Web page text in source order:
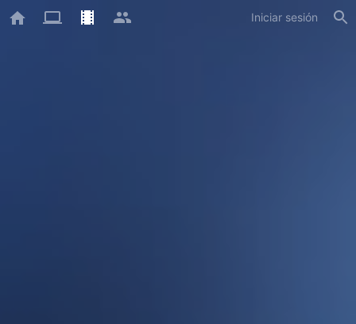
Iniciar sesión